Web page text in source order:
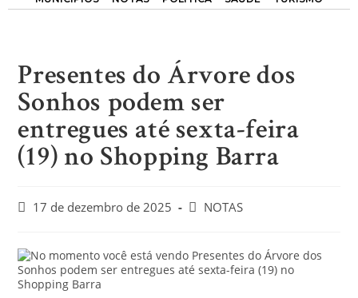
Presentes do Árvore dos
Sonhos podem ser
entregues até sexta-feira
(19) no Shopping Barra
17 de dezembro de 2025 NOTAS